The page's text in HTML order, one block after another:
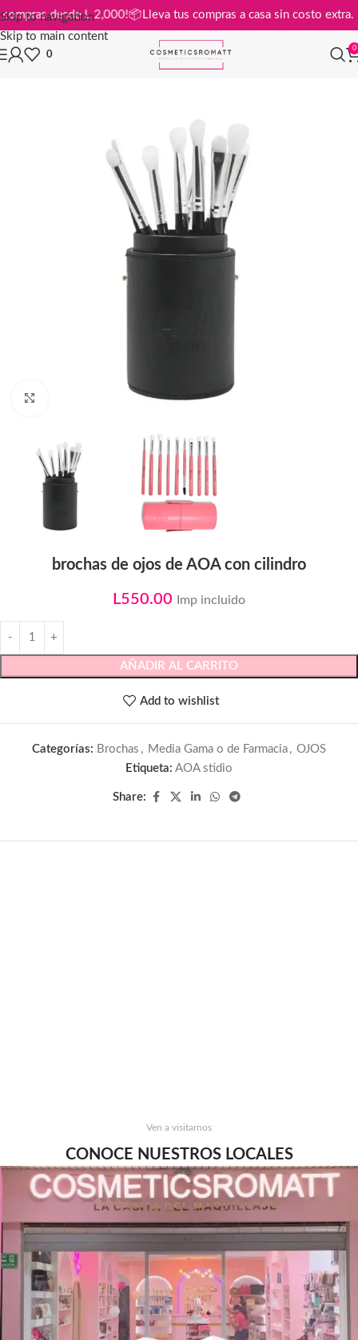
Skip to navigation
Skip to main content
compras desde L 2,000!📦Lleva tus compras a casa sin costo
0
0
brochas de ojos de AOA con cilindro
L550.00 Imp incluido
AÑADIR AL CARRITO
Add to wishlist
Categorías: Brochas , Media Gama o de Farmacia , OJOS
Etiqueta: AOA stidio
Share:
Ven a visitarnos
CONOCE NUESTROS LOCALES